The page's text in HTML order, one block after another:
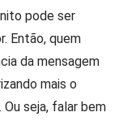
pode ser
Então, quem
da mensagem
mais o
seja, falar bem